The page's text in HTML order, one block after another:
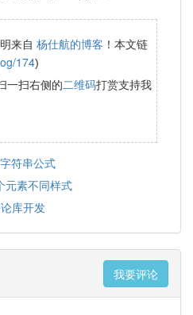
来自 杨仕航的博客 ！本文链
174)
一扫右侧的二维码打赏支持我
符串公式
元素不同样式
库开发
我要评论